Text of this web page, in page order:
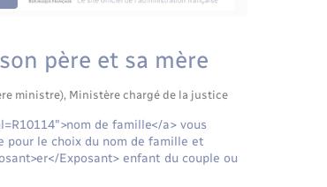
père et sa mère
ministre), Ministère chargé de la justice
de famille</a> vous
pour le choix du nom de famille et
Exposant> enfant du couple ou